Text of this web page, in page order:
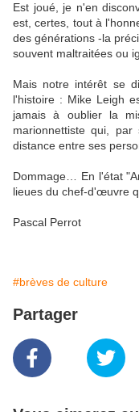
Est joué, je n'en
est, certes, tout à
des générations -la
souvent maltraitées ou
Mais notre intérêt se
l'histoire : Mike Leigh
jamais à oublier la
marionnettiste qui, par
distance entre ses
Dommage… En l'état
lieues du chef-d'œuvre
Pascal Perrot
#brèves de culture
Partager